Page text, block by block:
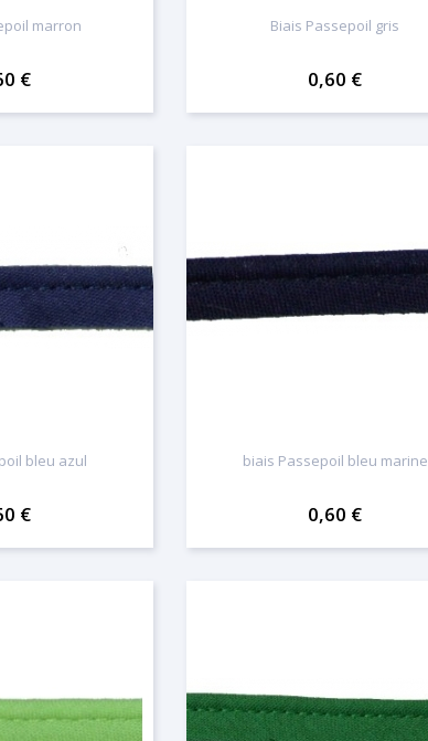
marron
€
Biais Passepoil gris
0,60 €
bleu azul
€
biais Passepoil bleu marine
0,60 €